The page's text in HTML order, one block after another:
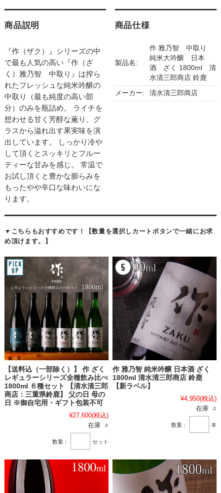
商品説明
『作（ザク）』シリーズの中
で最も人気の高い『作（ざ
く）雅乃智 中取り』は搾ら
れたフレッシュな純米吟醸の
中取り（最も純度の高い部
分）のみを瓶詰め。 ライチを
想わせる甘く芳醇な薫り、グ
ラスから溢れ出す果実味を演
出しています。 しっかり冷や
して頂くとスッキリとフルー
ティーな甘みを感じ。 常温で
お試し頂くと豊かな膨らみを
もったやや辛口な味わいにな
ります。
商品仕様
製品名:
作 雅乃智 中取り
純米大吟醸 日本
酒 ざく 1800ml 清
水清三郎商店 鈴鹿
メーカー: 清水清三郎商店
▼こちらもおすすめです！【数量を選択しカートボタンで一緒にお求
め頂けます。】
【送料込（一部除く）】 作 ざく
レギュラーシリーズ全種飲み比べ
1800ml ６種セット 【清水清三郎
商店：三重県鈴鹿】 父の日 母の
日 ※御自宅用・ギフト包装不可
¥27,600(税込)
在庫 ○
数量： セット
作 雅乃智 純米吟醸 日本酒 ざく
1800ml 清水清三郎商店 鈴鹿
【新ラベル】
¥4,950(税込)
在庫 ○
数量： 本